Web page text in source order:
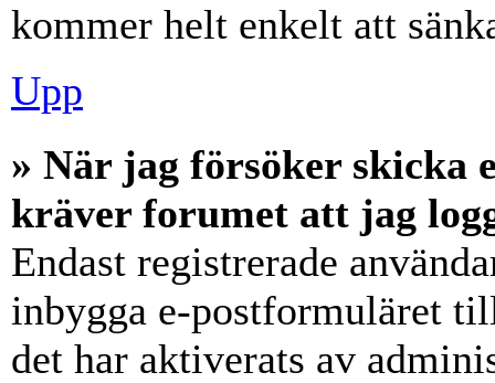
kommer helt enkelt att
Upp
» När jag försöker skicka
kräver forumet att jag
Endast registrerade
inbygga e-postformuläret
det har aktiverats av